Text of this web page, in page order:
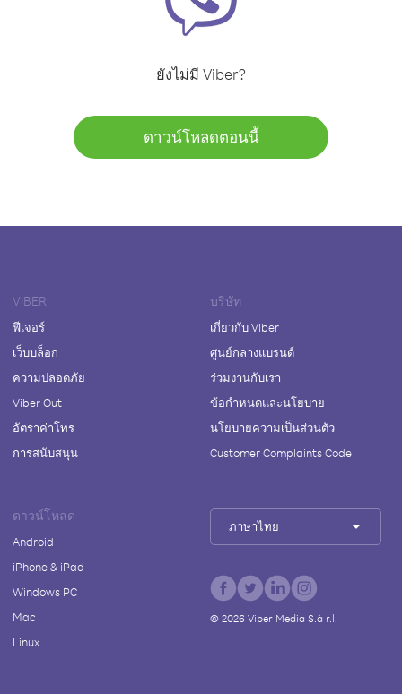
ยังไม่มี Viber?
ดาวน์โหลดตอนนี้
VIBER
ฟีเจอร์
เว็บบล็อก
ความปลอดภัย
Viber Out
อัตราค่าโทร
การสนับสนุน
บริษัท
เกี่ยวกับ Viber
ศูนย์กลางแบรนด์
ร่วมงานกับเรา
ข้อกำหนดและนโยบาย
นโยบายความเป็นส่วนตัว
Customer Complaints Code
ดาวน์โหลด
Android
iPhone & iPad
Windows PC
Mac
Linux
ภาษาไทย
© 2026Viber Media S.à r.l.